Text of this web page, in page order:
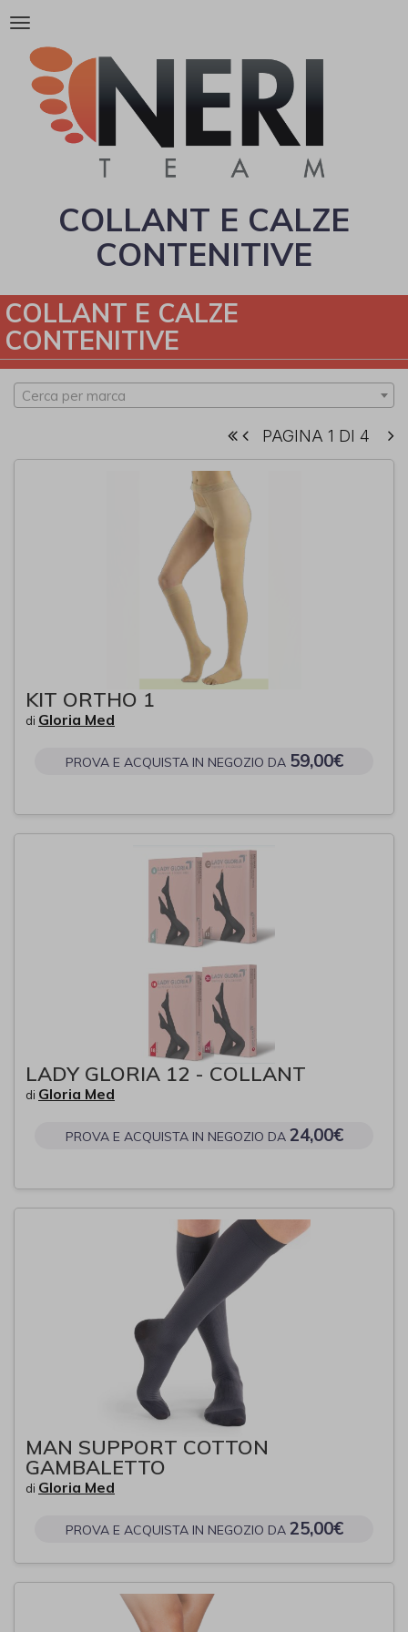
Attiva/disattiva
navigazione
COLLANT E CALZE
CONTENITIVE
COLLANT E CALZE
CONTENITIVE
Cerca per marca
PAGINA 1 DI 4
KIT ORTHO 1
di Gloria Med
PROVA E ACQUISTA IN NEGOZIO DA 59,00€
LADY GLORIA 12 - COLLANT
di Gloria Med
PROVA E ACQUISTA IN NEGOZIO DA 24,00€
MAN SUPPORT COTTON
GAMBALETTO
di Gloria Med
PROVA E ACQUISTA IN NEGOZIO DA 25,00€